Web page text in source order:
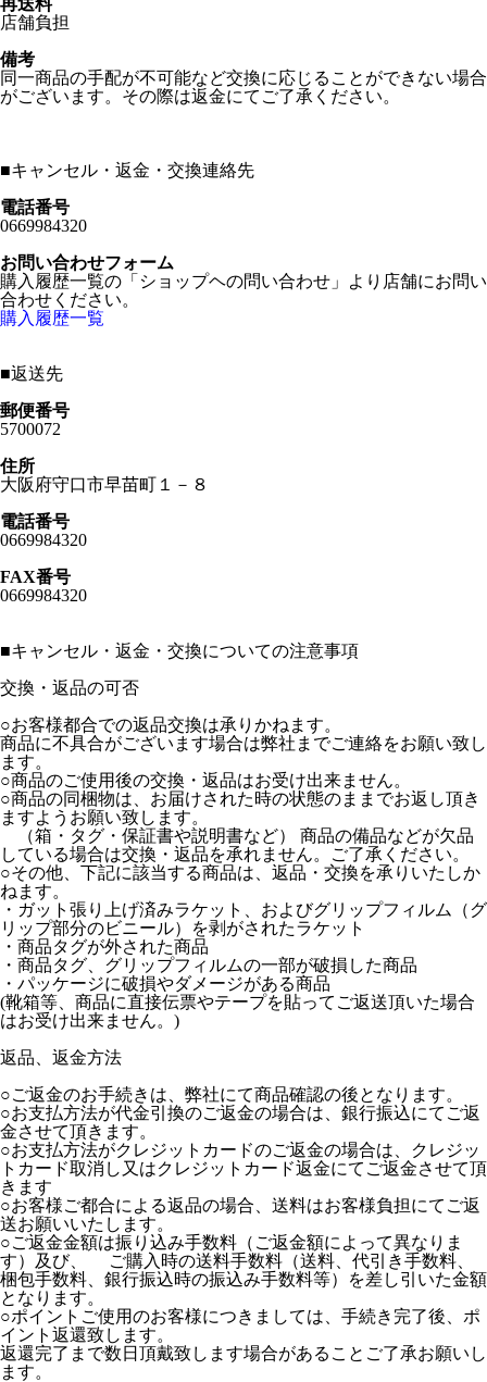
再送料
店舗負担
備考
同一商品の手配が不可能など交換に応じることができない場合
がございます。その際は返金にてご了承ください。
■キャンセル・返金・交換連絡先
電話番号
0669984320
お問い合わせフォーム
購入履歴一覧の「ショップヘの問い合わせ」より店舗にお問い
合わせください。
購入履歴一覧
■返送先
郵便番号
5700072
住所
大阪府守口市早苗町１－８
電話番号
0669984320
FAX番号
0669984320
■キャンセル・返金・交換についての注意事項
交換・返品の可否
○お客様都合での返品交換は承りかねます。
商品に不具合がございます場合は弊社までご連絡をお願い致し
ます。
○商品のご使用後の交換・返品はお受け出来ません。
○商品の同梱物は、お届けされた時の状態のままでお返し頂き
ますようお願い致します。
（箱・タグ・保証書や説明書など） 商品の備品などが欠品
している場合は交換・返品を承れません。ご了承ください。
○その他、下記に該当する商品は、返品・交換を承りいたしか
ねます。
・ガット張り上げ済みラケット、およびグリップフィルム（グ
リップ部分のビニール）を剥がされたラケット
・商品タグが外された商品
・商品タグ、グリップフィルムの一部が破損した商品
・パッケージに破損やダメージがある商品
(靴箱等、商品に直接伝票やテープを貼ってご返送頂いた場合
はお受け出来ません。)
返品、返金方法
○ご返金のお手続きは、弊社にて商品確認の後となります。
○お支払方法が代金引換のご返金の場合は、銀行振込にてご返
金させて頂きます。
○お支払方法がクレジットカードのご返金の場合は、クレジッ
トカード取消し又はクレジットカード返金にてご返金させて頂
きます
○お客様ご都合による返品の場合、送料はお客様負担にてご返
送お願いいたします。
○ご返金金額は振り込み手数料（ご返金額によって異なりま
す）及び、 ご購入時の送料手数料（送料、代引き手数料、
梱包手数料、銀行振込時の振込み手数料等）を差し引いた金額
となります。
○ポイントご使用のお客様につきましては、手続き完了後、ポ
イント返還致します。
返還完了まで数日頂戴致します場合があることご了承お願いし
ます。